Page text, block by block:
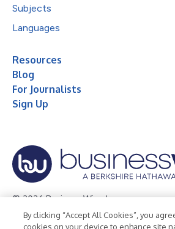
Subjects
Languages
Resources
Blog
For Journalists
Sign Up
© 2026 Business Wire, Inc.
Privacy Policy Cookie Policy
By clicking “Accept All Cookies”, you
cookies on your device to enhance site